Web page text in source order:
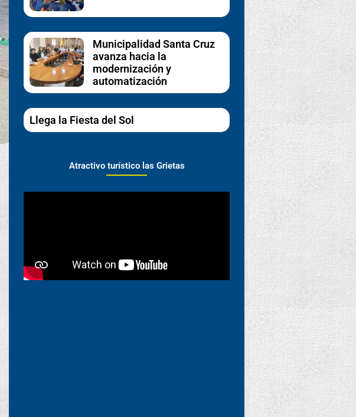
Municipalidad Santa Cruz
avanza hacia la
modernización y
automatización
Llega la Fiesta del Sol
Atractivo turístico las Grietas